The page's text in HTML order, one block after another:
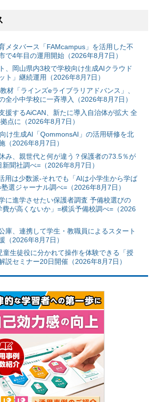
メタバース「FAMcampus」を活用した不
で4年目の運用開始（2026年8月7日）
、岡山県内3校で学校向け生成AIクラウド
ト」継続運用（2026年8月7日）
材「ラインズeライブラリアドバンス」、
全小中学校に一斉導入（2026年8月7日）
援するAiCAN、新たに導入自治体が拡大 全
点に（2026年8月7日）
け生成AI「QommonsAI」の活用研修を北
（2026年8月7日）
み、親世代と何が違う？保護者の73.5％が
聞社調べ=（2026年8月7日）
用は少数派-それでも「AIは小学生から学ば
選ジャーナル調べ=（2026年8月7日）
に進学させたい保護者調査 予備校選びの
が高くないか」=横浜予備校調べ=（2026
庫、連携して学生・教職員によるスタート
（2026年8月7日）
童生徒役に分かれて操作を体験できる「授
説セミナー20日開催（2026年8月7日）